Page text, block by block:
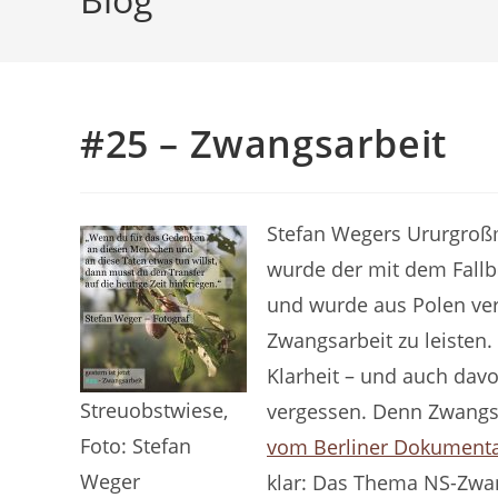
#25 – Zwangsarbeit
Streuobstwiese,
Foto: Stefan
Weger
Stefan Wegers
wurde der mit dem
und wurde aus Polen
Zwangsarbeit zu
Klarheit – und auch
vergessen. Denn
vom Berliner
klar: Das Thema NS-